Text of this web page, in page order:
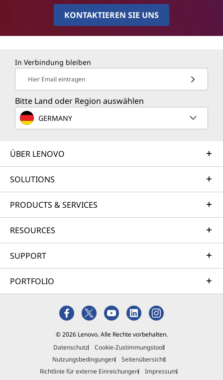
KONTAKTIEREN SIE UNS
In Verbindung bleiben
Hier Email eintragen
Bitte Land oder Region auswählen
GERMANY
ÜBER LENOVO
SOLUTIONS
PRODUCTS & SERVICES
RESOURCES
SUPPORT
PORTFOLIO
© 2026 Lenovo. Alle Rechte vorbehalten.
Datenschutz
Cookie-Zustimmungstool
Nutzungsbedingungen
Seitenübersicht
Richtlinie für externe Einreichungen
Impressum